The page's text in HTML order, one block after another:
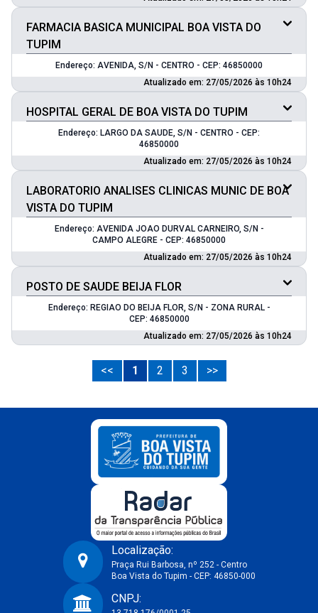
FARMACIA BASICA MUNICIPAL BOA VISTA DO
TUPIM
Endereço: AVENIDA, S/N - CENTRO - CEP: 46850000
Atualizado em: 27/05/2026 às 10h24
HOSPITAL GERAL DE BOA VISTA DO TUPIM
Endereço: LARGO DA SAUDE, S/N - CENTRO - CEP:
46850000
Atualizado em: 27/05/2026 às 10h24
LABORATORIO ANALISES CLINICAS MUNIC DE BOA
VISTA DO TUPIM
Endereço: AVENIDA JOAO DURVAL CARNEIRO, S/N -
CAMPO ALEGRE - CEP: 46850000
Atualizado em: 27/05/2026 às 10h24
POSTO DE SAUDE BEIJA FLOR
Endereço: REGIAO DO BEIJA FLOR, S/N - ZONA RURAL -
CEP: 46850000
Atualizado em: 27/05/2026 às 10h24
<< 1 2 3 >>
Prefeitura Municipal de Boa Vista do Tupim-BA
Localização:
Praça Rui Barbosa, nº 252 - Centro
Boa Vista do Tupim - CEP: 46850-000
CNPJ: